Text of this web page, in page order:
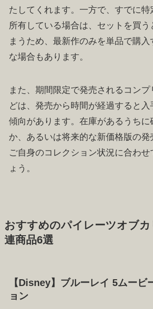
たしてくれます。一方で、すでに特
所有している場合は、セットを買う
まうため、最新作のみを単品で購入
な場合もあります。
また、期間限定で発売されるコン
どは、発売から時間が経過すると入
傾向があります。在庫があるうちに
か、あるいは将来的な新価格版の発
ご自身のコレクション状況に合わせ
ょう。
おすすめのパイレーツオブ
連商品6選
【Disney】ブルーレイ 5ムービ
ョン